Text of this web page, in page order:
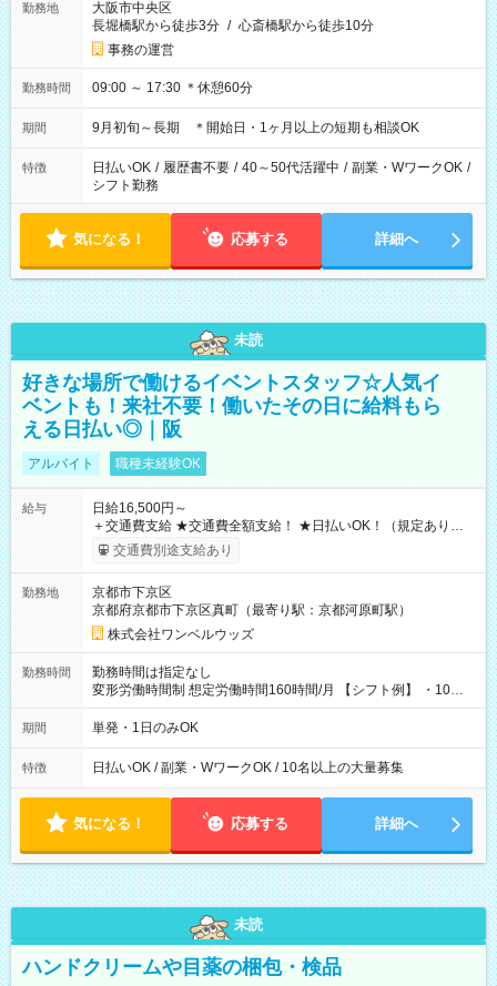
勤務地
大阪市中央区
長堀橋駅から徒歩3分 / 心斎橋駅から徒歩10分
事務の運営
勤務時間 09:00 ～ 17:30 ＊休憩60分
期間 9月初旬～長期 ＊開始日・1ヶ月以上の短期も相談OK
特徴 日払いOK / 履歴書不要 / 40～50代活躍中 / 副業・WワークOK /
シフト勤務
気になる！ 応募する 詳細へ
未読
好きな場所で働けるイベントスタッフ☆人気イ
ベントも！来社不要！働いたその日に給料もら
える日払い◎｜阪
アルバイト 職種未経験OK
給与
日給16,500円～
＋交通費支給 ★交通費全額支給！ ★日払いOK！（規定あり） ┗
働いたその日に現金GET♪ お仕事後はコンビニATMから 日払
交通費別途支給あり
勤務地
京都市下京区
京都府京都市下京区真町（最寄り駅：京都河原町駅）
株式会社ワンベルウッズ
勤務時間
勤務時間は指定なし
変形労働時間制 想定労働時間160時間/月 【シフト例】 ・10：
00～20：00
期間 単発・1日のみOK
特徴 日払いOK / 副業・WワークOK / 10名以上の大量募集
気になる！ 応募する 詳細へ
未読
ハンドクリームや目薬の梱包・検品